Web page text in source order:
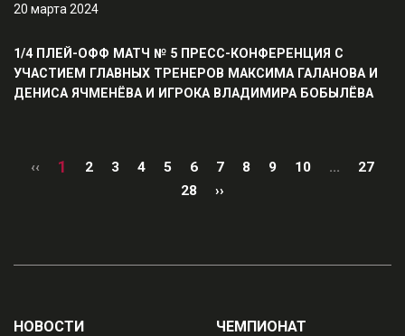
20 марта 2024
1/4 ПЛЕЙ-ОФФ МАТЧ № 5 ПРЕСС-КОНФЕРЕНЦИЯ С
УЧАСТИЕМ ГЛАВНЫХ ТРЕНЕРОВ МАКСИМА ГАЛАНОВА И
ДЕНИСА ЯЧМЕНЁВА И ИГРОКА ВЛАДИМИРА БОБЫЛЁВА
‹‹ 1 2 3 4 5 6 7 8 9 10 ...
27
28
››
НОВОСТИ
ЧЕМПИОНАТ